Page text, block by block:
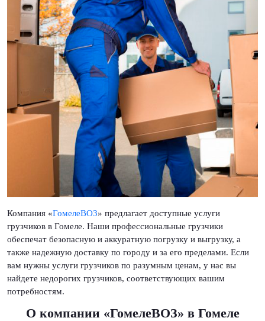
Компания «ГомелеВОЗ» предлагает доступные услуги
грузчиков в Гомеле. Наши профессиональные грузчики
обеспечат безопасную и аккуратную погрузку и выгрузку, а
также надежную доставку по городу и за его пределами. Если
вам нужны услуги грузчиков по разумным ценам, у нас вы
найдете недорогих грузчиков, соответствующих вашим
потребностям.
О компании «ГомелеВОЗ» в Гомеле